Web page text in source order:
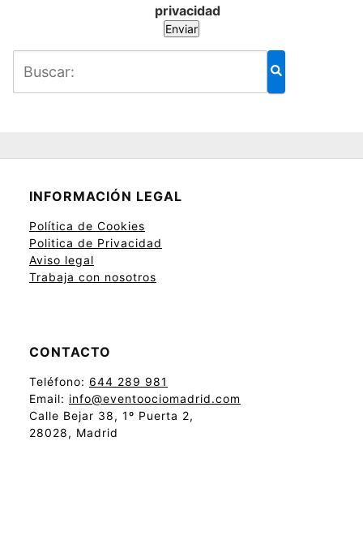
privacidad
INFORMACIÓN LEGAL
Política de Cookies
Politica de Privacidad
Aviso legal
Trabaja con nosotros
CONTACTO
Teléfono: 644 289 981
Email: info@eventoociomadrid.com
Calle Bejar 38, 1º Puerta 2,
28028, Madrid